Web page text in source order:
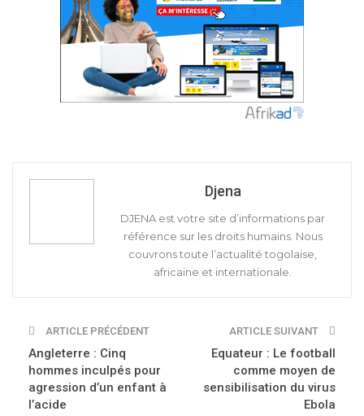
Djena
DJENA est votre site d’informations par
référence sur les droits humains. Nous
couvrons toute l’actualité togolaise,
africaine et internationale.
ARTICLE PRÉCÉDENT
Angleterre : Cinq
hommes inculpés pour
agression d’un enfant à
l’acide
ARTICLE SUIVANT
Equateur : Le football
comme moyen de
sensibilisation du virus
Ebola